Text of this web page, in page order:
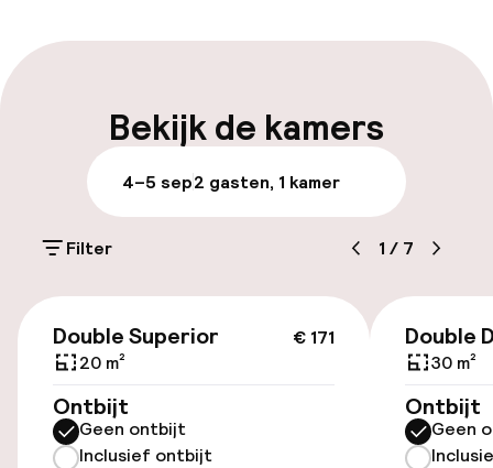
Laat uitchecken mogelijk
Bagageruimte
Parkeren & mobiliteit
(buiten)
€ 29,00 per dag
Openbaar parkeren
Bekijk de kamers
4–5 sep2 gasten, 1 kamer
Filter 1 / 7
€ 171
Double Superior
20 m²
Ontbijt
Geen ontbijt
Inclusief ontbijt
Double
30 m²
Ontbijt
Geen